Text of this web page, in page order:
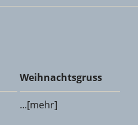
Weihnachtsgruss
Weihnachtsgruss
...[mehr]